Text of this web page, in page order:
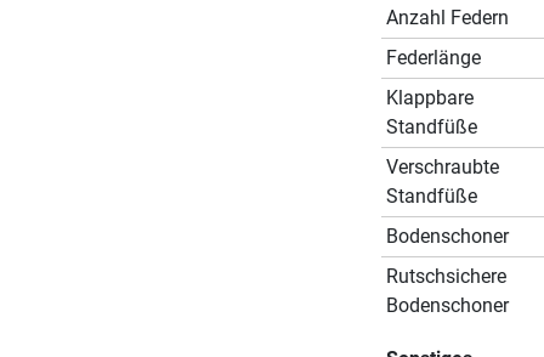
Anzahl Federn
Federlänge
Klappbare
Standfüße
Verschraubte
Standfüße
Bodenschoner
Rutschsichere
Bodenschoner